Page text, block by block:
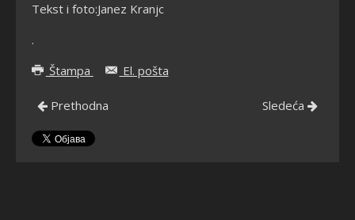
Tekst i foto:Janez Kranjc
.
Štampa
El. pošta
Prethodna Sledeća